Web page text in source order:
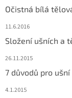
Očistná bílá
11.6.2016
Složení ušních a
26.11.2015
7 důvodů pro
4.1.2015